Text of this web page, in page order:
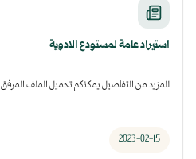
استيراد عامة لمستودع الادوية
للمزيد من التفاصيل يمكنكم تحميل الملف المرفق
2023-02-15